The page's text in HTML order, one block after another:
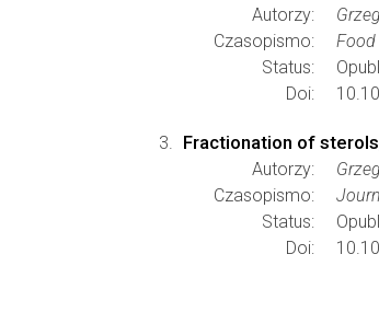
Autorzy:
Czasopismo:
Food
Status:
Doi:
Fractionation of
Autorzy:
Czasopismo:
Status:
Doi: